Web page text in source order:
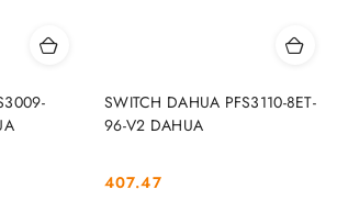
SWITCH DAHUA PFS3110-8ET-
96-V2 DAHUA
Cena:
407.47